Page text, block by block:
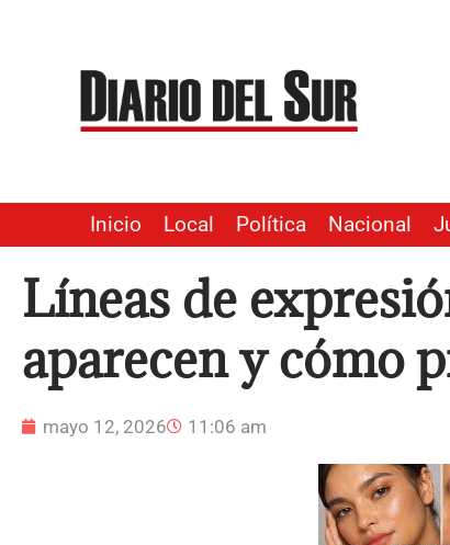
contenido
Inicio Local Política Nacional
Líneas de
aparecen y cómo
mayo 12, 2026 11:06 am